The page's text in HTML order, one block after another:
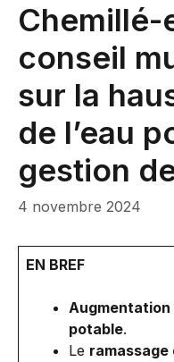
Chemillé-
conseil
sur la
de l’eau
gestion
4 novembre 2024
EN BREF
Augmentation
potable.
Le ramassage